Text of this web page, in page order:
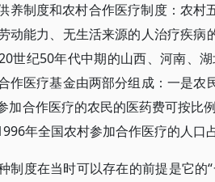
养制度和农村合作医疗制度：农
动能力、无生活来源的人治疗疾
世纪50年代中期的山西、河南、
作医疗基金由两部分组成：一是
加合作医疗的农民的医药费可按比
年全国农村参加合作医疗的人口
制度在当时可以存在的前提是它的